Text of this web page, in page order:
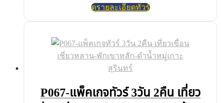
ดูรายละเอียดทัวร์
P067-แพ็คเกจทัวร์ 3วัน 2คืน เที่ยว